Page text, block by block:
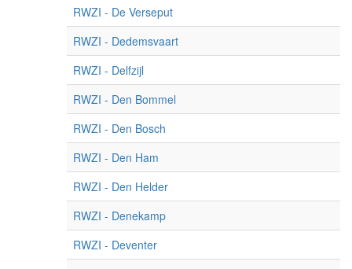
RWZI - De Verseput
RWZI - Dedemsvaart
RWZI - Delfzijl
RWZI - Den Bommel
RWZI - Den Bosch
RWZI - Den Ham
RWZI - Den Helder
RWZI - Denekamp
RWZI - Deventer